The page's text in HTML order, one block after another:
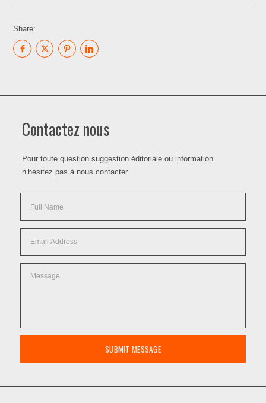
Share:
Contactez nous
Pour toute question suggestion éditoriale ou information
n’hésitez pas à nous contacter.
SUBMIT MESSAGE